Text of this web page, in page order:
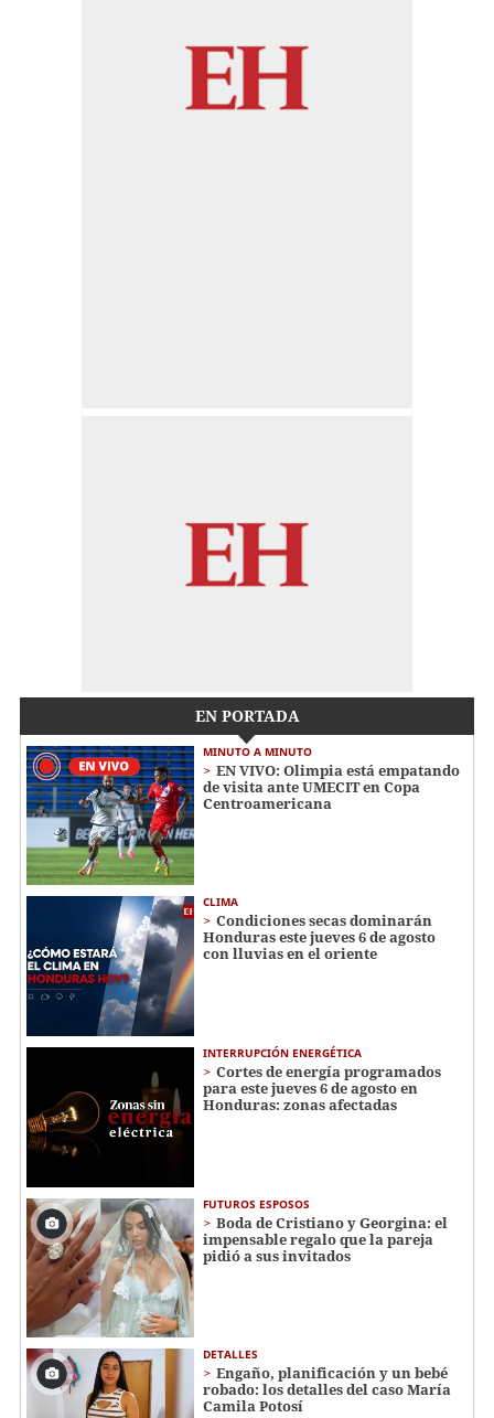
EN PORTADA
MINUTO A MINUTO
EN VIVO: Olimpia está empatando
de visita ante UMECIT en Copa
Centroamericana
CLIMA
Condiciones secas dominarán
Honduras este jueves 6 de agosto
con lluvias en el oriente
INTERRUPCIÓN ENERGÉTICA
Cortes de energía programados
para este jueves 6 de agosto en
Honduras: zonas afectadas
FUTUROS ESPOSOS
Boda de Cristiano y Georgina: el
impensable regalo que la pareja
pidió a sus invitados
DETALLES
Engaño, planificación y un bebé
robado: los detalles del caso María
Camila Potosí